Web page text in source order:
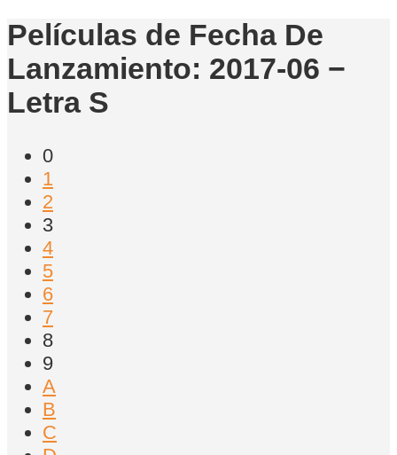
Películas de Fecha De
Lanzamiento: 2017-06 −
Letra S
0
1
2
3
4
5
6
7
8
9
A
B
C